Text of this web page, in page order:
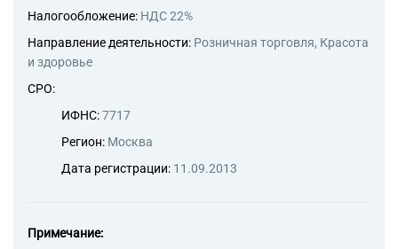
Налогообложение: НДС 22%
Направление деятельности: Розничная торговля, Красота
и здоровье
СРО:
ИФНС:7717
Регион: Москва
Дата регистрации: 11.09.2013
Примечание: